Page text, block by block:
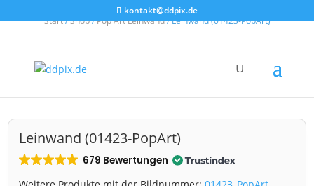
kontakt@ddpix.de
Start/Shop/Pop Art Leinwand/ Leinwand (01423-PopArt)
Leinwand (01423-PopArt)
679 Bewertungen